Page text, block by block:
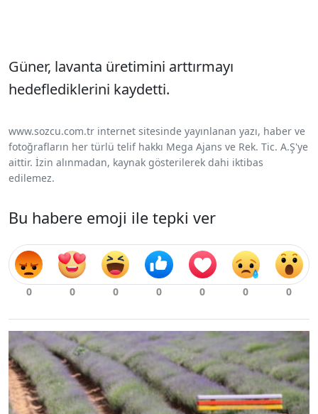
Güner, lavanta üretimini arttırmayı
hedeflediklerini kaydetti.
www.sozcu.com.tr internet sitesinde yayınlanan yazı, haber ve
fotoğrafların her türlü telif hakkı Mega Ajans ve Rek. Tic. A.Ş'ye
aittir. İzin alınmadan, kaynak gösterilerek dahi iktibas
edilemez.
Bu habere emoji ile tepki ver